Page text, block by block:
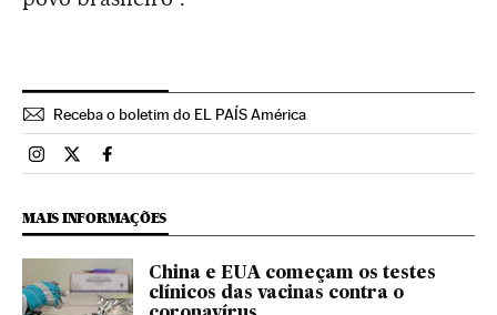
Receba o boletim do EL PAÍS América
Brasil El País Brasil en Instagram
Brasil El País Brasil en Twitter
Brasil El País Brasil en Facebook
MAIS INFORMAÇÕES
China e EUA começam os testes
clínicos das vacinas contra o